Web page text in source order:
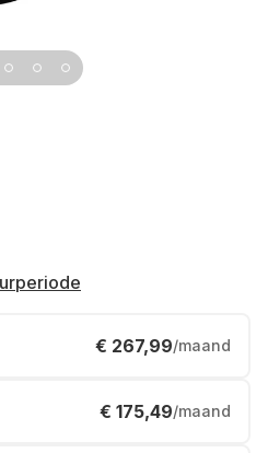
€ 267,99/maand
€ 175,49/maand